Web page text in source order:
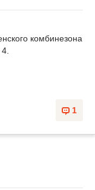
комбинезона
1